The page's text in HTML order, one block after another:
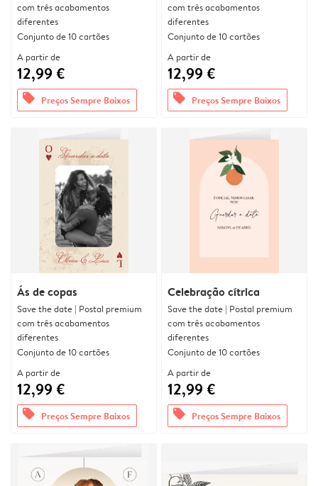
com três acabamentos
diferentes
Conjunto de 10 cartões
A partir de
12,99 €
offers Preços Sempre Baixos
com três acabamentos
diferentes
Conjunto de 10 cartões
A partir de
12,99 €
offers Preços Sempre Baixos
Ás de copas
Save the date | Postal premium
com três acabamentos
diferentes
Conjunto de 10 cartões
A partir de
12,99 €
offers Preços Sempre Baixos
Celebração cítrica
Save the date | Postal premium
com três acabamentos
diferentes
Conjunto de 10 cartões
A partir de
12,99 €
offers Preços Sempre Baixos